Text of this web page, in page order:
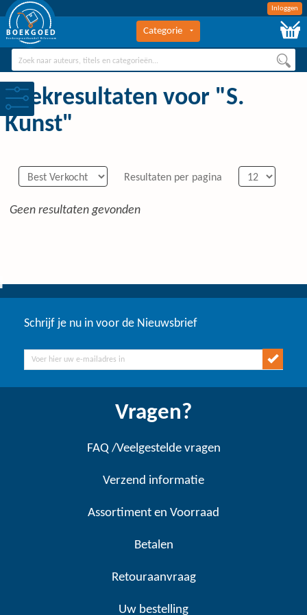
Inloggen
BOEKGOED
Boekengroothandel Hilversum
Categorie
Zoekresultaten voor "S.
Kunst"
Resultaten per pagina
Geen resultaten gevonden
Schrijf je nu in voor de Nieuwsbrief
Vragen?
FAQ /Veelgestelde vragen
Verzend informatie
Assortiment en Voorraad
Betalen
Retouraanvraag
Uw bestelling